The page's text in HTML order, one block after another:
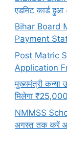
एडमिट कार्ड
Bihar Board
Payment
Post Matric
Application
मुख्यमंत्री कन्या
मिलेगा ₹25,000
NMMSS
अगस्त तक करें